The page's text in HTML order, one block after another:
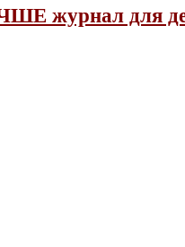
журнал для